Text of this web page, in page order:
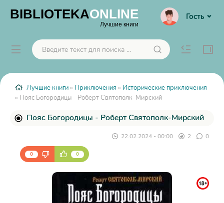
BIBLIOTEKAONLINE
Лучшие книги
Гость
Лучшие книги » Приключения » Исторические приключения
» Пояс Богородицы - Роберт Святополк-Мирский
Пояс Богородицы - Роберт Святополк-Мирский
22.02.2024 - 00:00 2 0
0 0